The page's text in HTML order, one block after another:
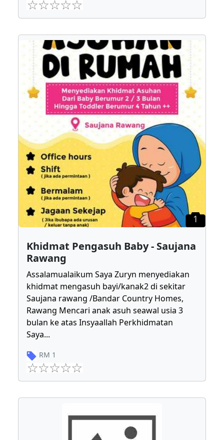
1
Khidmat Pengasuh Baby - Saujana
Rawang
Assalamualaikum Saya Zuryn menyediakan
khidmat mengasuh bayi/kanak2 di sekitar
Saujana rawang /Bandar Country Homes,
Rawang Mencari anak asuh seawal usia 3
bulan ke atas Insyaallah Perkhidmatan
Saya...
RM 1